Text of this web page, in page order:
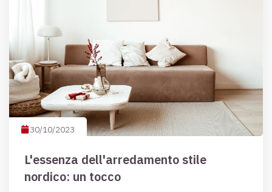
30/10/2023
L'essenza dell'arredamento stile
nordico: un tocco